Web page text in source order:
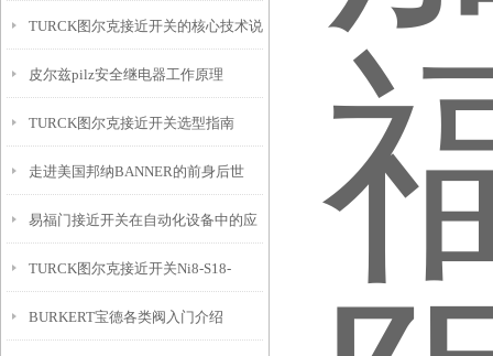
点
TURCK图尔克接近开关的核心技术说
明及操作要点
皮尔兹pilz安全继电器工作原理
TURCK图尔克接近开关选型指南
走进美国邦纳BANNER的前身后世
易福门接近开关在自动化设备中的应
用
TURCK图尔克接近开关Ni8-S18-
AN6X强势推广
BURKERT宝德各类阀入门介绍